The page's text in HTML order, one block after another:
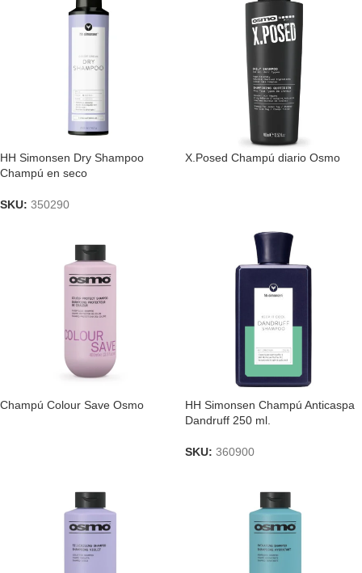
HH Simonsen Dry Shampoo
Champú en seco
SKU: 350290
X.Posed Champú diario Osmo
Champú Colour Save Osmo
HH Simonsen Champú Anticaspa
Dandruff 250 ml.
SKU: 360900